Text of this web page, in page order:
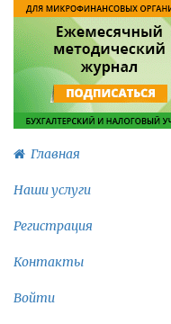
Главная
Наши услуги
Регистрация
Контакты
Войти